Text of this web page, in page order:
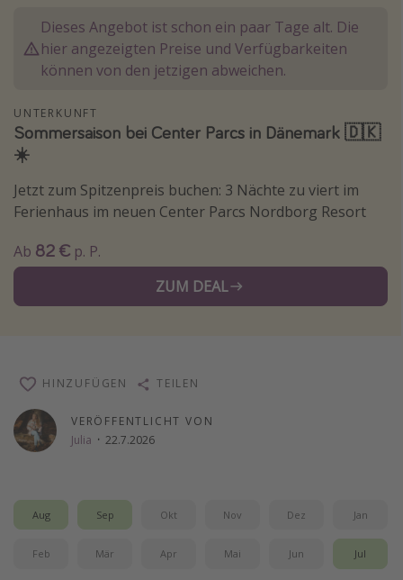
Krabi Urlaub
Tulum Urlaub
Japan Rundreise
Alle Reisethemen
Disneyland Paris
Strandurlaub
Gruppenreisen
Hotels in Hamburg
Hotels am Achensee
Weitere Themen
Dieses Angebot ist schon ein paar Tage alt. Die
hier angezeigten Preise und Verfügbarkeiten
können von den jetzigen abweichen.
UNTERKUNFT
Sommersaison bei Center Parcs in Dänemark 🇩🇰
☀️
Jetzt zum Spitzenpreis buchen: 3 Nächte zu viert im
Ferienhaus im neuen Center Parcs Nordborg Resort
Ab 82 € p. P.
ZUM DEAL
VERÖFFENTLICHT VON
Julia · 22.7.2026
HINZUFÜGEN TEILEN
Aug Sep Okt Nov Dez Jan
Feb Mär Apr Mai Jun Jul